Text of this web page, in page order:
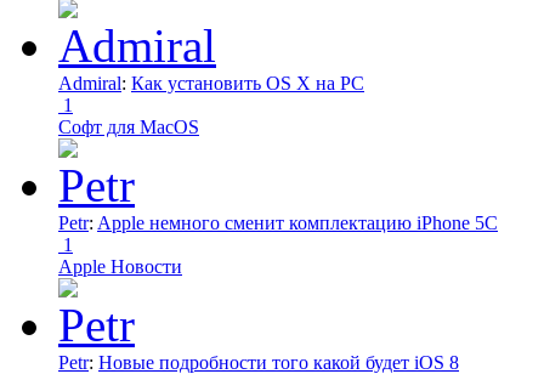
Admiral: Как установить OS X на PC
1
Софт для MacOS
Petr: Apple немного сменит комплектацию iPhone 5C
1
Apple Новости
Petr: Новые подробности того какой будет iOS 8